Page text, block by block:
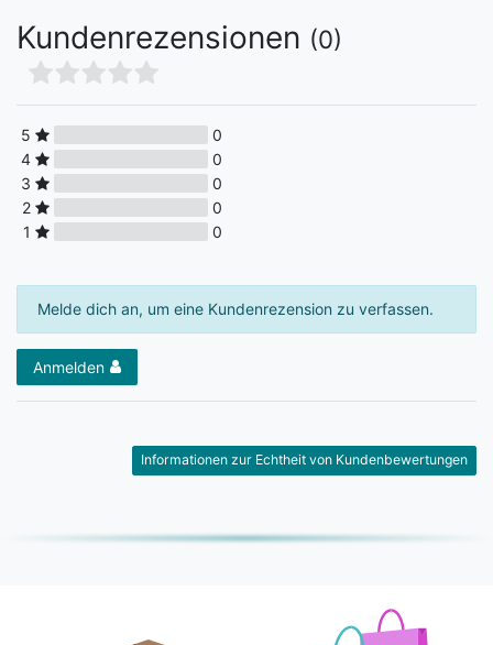
Kundenrezensionen (0)
5
0
4
0
3
0
2
0
1
0
Melde dich an, um eine Kundenrezension zu verfassen.
Anmelden
Informationen zur Echtheit von Kundenbewertungen